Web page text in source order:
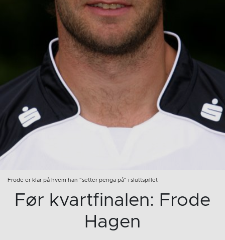
Frode er klar på hvem han "setter penga på" i sluttspillet
Før kvartfinalen: Frode
Hagen